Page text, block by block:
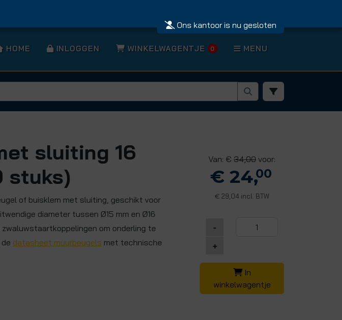
Ons kantoor is nu gesloten
HOME INLOGGEN WINKELWAGENTJE 0 MENU
sluiting 16
stuks)
of buisklem met sluiting, geschikt voor
diameter tussen Ø15 mm en Ø16
zwaluwstaartkoppelingen om onderling te
datasheet muurbeugels met technische
Van: € 34,00 voor:
€ 24,00
€ 29,04 incl. BTW
-
+
In
winkelwagentje